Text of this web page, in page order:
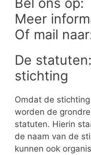
Meer
Of mail
De
stichting
Omdat de
worden de
statuten. Hierin
de naam van de
kunnen ook